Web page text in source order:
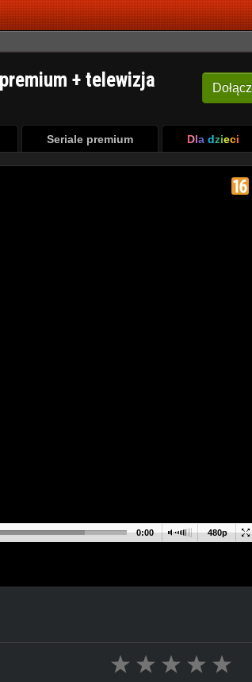
Dołącz
+ telewizja
Seriale premium Dla dzieci
480p
0:00